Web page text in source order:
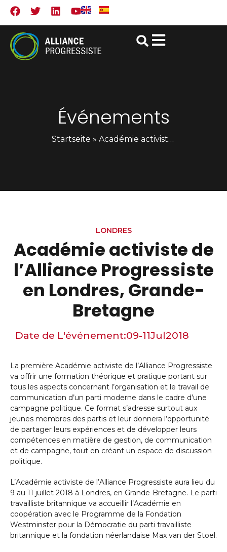
Événements
Startseite » Académie activiste de l’Alliance Progressiste en Londres, Grande-Bretagne
LONDRES
Académie activiste de
l’Alliance Progressiste
en Londres, Grande-
Bretagne
Date de L'événement:09-11Jul2018
La première Académie activiste de l’Alliance Progressiste
va offrir une formation théorique et pratique portant sur
tous les aspects concernant l’organisation et le travail de
communication d’un parti moderne dans le cadre d’une
campagne politique. Ce format s’adresse surtout aux
jeunes membres des partis et leur donnera l’opportunité
de partager leurs expériences et de développer leurs
compétences en matière de gestion, de communication
et de campagne, tout en créant un espace de discussion
politique.
L’Académie activiste de l’Alliance Progressiste aura lieu du
9 au 11 juillet 2018 à Londres, en Grande-Bretagne. Le parti
travailliste britannique va accueillir l’Académie en
coopération avec le Programme de la Fondation
Westminster pour la Démocratie du parti travailliste
britannique et la fondation néerlandaise Max van der Stoel.